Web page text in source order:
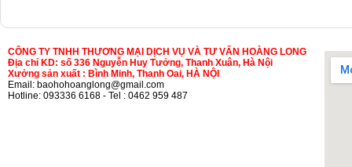
CÔNG TY TNHH THƯƠNG MẠI DỊCH VỤ VÀ TƯ VẤN HOÀNG LONG
Địa chỉ KD: số 336 Nguyễn Huy Tưởng, Thanh Xuân, Hà Nội
Xưởng sản xuất : Bình Minh, Thanh Oai, HÀ NỘI
Email: baohohoanglong@gmail.com
Hotline: 093336 6168 - Tel : 0462 959 487